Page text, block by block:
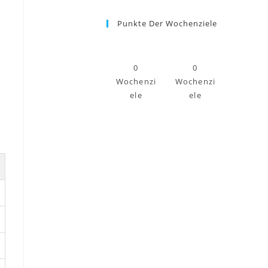
Punkte Der Wochenziele
0
Wochenzi
ele
0
Wochenzi
ele